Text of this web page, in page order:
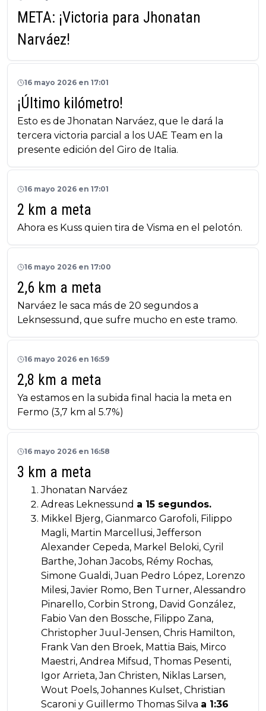
META: ¡Victoria para Jhonatan
Narváez!
16 mayo 2026 en 17:01
¡Último kilómetro!
Esto es de Jhonatan Narváez, que le dará la
tercera victoria parcial a los UAE Team en la
presente edición del Giro de Italia.
16 mayo 2026 en 17:01
2 km a meta
Ahora es Kuss quien tira de Visma en el pelotón.
16 mayo 2026 en 17:00
2,6 km a meta
Narváez le saca más de 20 segundos a
Leknsessund, que sufre mucho en este tramo.
16 mayo 2026 en 16:59
2,8 km a meta
Ya estamos en la subida final hacia la meta en
Fermo (3,7 km al 5.7%)
16 mayo 2026 en 16:58
3 km a meta
Jhonatan Narváez
Adreas Leknessund a 15 segundos.
Mikkel Bjerg, Gianmarco Garofoli, Filippo
Magli, Martin Marcellusi, Jefferson
Alexander Cepeda, Markel Beloki, Cyril
Barthe, Johan Jacobs, Rémy Rochas,
Simone Gualdi, Juan Pedro López, Lorenzo
Milesi, Javier Romo, Ben Turner, Alessandro
Pinarello, Corbin Strong, David González,
Fabio Van den Bossche, Filippo Zana,
Christopher Juul-Jensen, Chris Hamilton,
Frank Van den Broek, Mattia Bais, Mirco
Maestri, Andrea Mifsud, Thomas Pesenti,
Igor Arrieta, Jan Christen, Niklas Larsen,
Wout Poels, Johannes Kulset, Christian
Scaroni y Guillermo Thomas Silva a 1:36